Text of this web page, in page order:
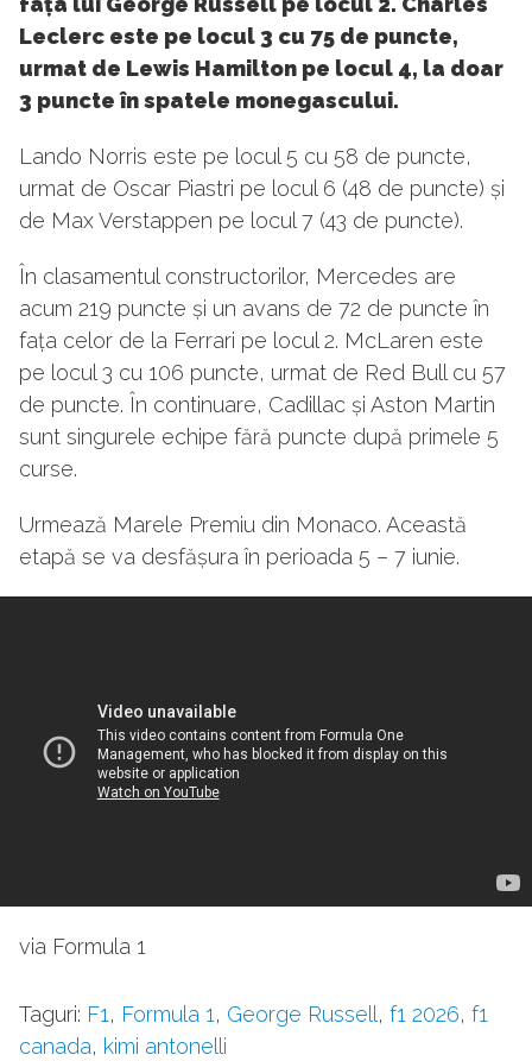
Leclerc este pe locul 3 cu 75 de puncte,
urmat de Lewis Hamilton pe locul 4, la doar
3 puncte în spatele monegascului.
Lando Norris este pe locul 5 cu 58 de puncte,
urmat de Oscar Piastri pe locul 6 (48 de puncte) și
de Max Verstappen pe locul 7 (43 de puncte).
În clasamentul constructorilor, Mercedes are
acum 219 puncte și un avans de 72 de puncte în
fața celor de la Ferrari pe locul 2. McLaren este
pe locul 3 cu 106 puncte, urmat de Red Bull cu 57
de puncte. În continuare, Cadillac și Aston Martin
sunt singurele echipe fără puncte după primele 5
curse.
Urmează Marele Premiu din Monaco. Această
etapă se va desfășura în perioada 5 – 7 iunie.
via Formula 1
Taguri: F1 , Formula 1 , George Russell , f1 2026, f1
canada, kimi antonelli